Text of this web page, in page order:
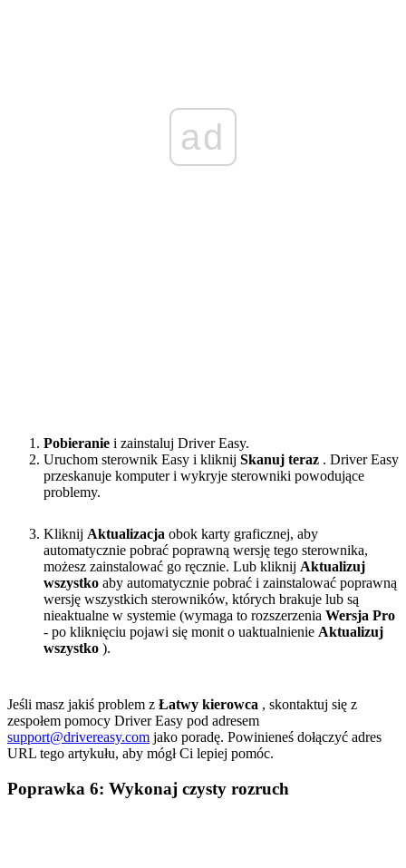
ad
Pobieranie i zainstaluj Driver Easy.
Uruchom sterownik Easy i kliknij Skanuj teraz . Driver Easy
przeskanuje komputer i wykryje sterowniki powodujące
problemy.
Kliknij Aktualizacja obok karty graficznej, aby
automatycznie pobrać poprawną wersję tego sterownika,
możesz zainstalować go ręcznie. Lub kliknij Aktualizuj
wszystko aby automatycznie pobrać i zainstalować poprawną
wersję wszystkich sterowników, których brakuje lub są
nieaktualne w systemie (wymaga to rozszerzenia Wersja Pro
- po kliknięciu pojawi się monit o uaktualnienie Aktualizuj
wszystko ).
Jeśli masz jakiś problem z Łatwy kierowca , skontaktuj się z
zespołem pomocy Driver Easy pod adresem
support@drivereasy.com jako poradę. Powinieneś dołączyć adres
URL tego artykułu, aby mógł Ci lepiej pomóc.
Poprawka 6: Wykonaj czysty rozruch